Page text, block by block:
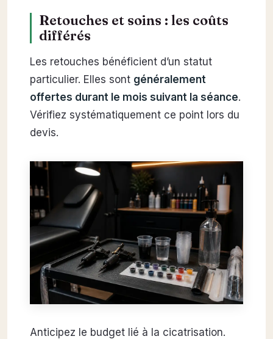
Retouches et soins : les coûts
différés
Les retouches bénéficient d’un statut
particulier. Elles sont généralement
offertes durant le mois suivant la séance.
Vérifiez systématiquement ce point lors du
devis.
Anticipez le budget lié à la cicatrisation.